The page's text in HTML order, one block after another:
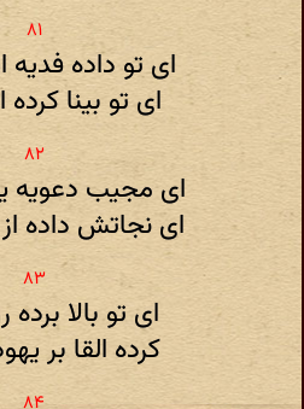
ای تو داده فدیه
ای تو بینا کرده
ای مجیب دعویه
ای نجاتش داده
ای تو بالا برده
کرده القا بر